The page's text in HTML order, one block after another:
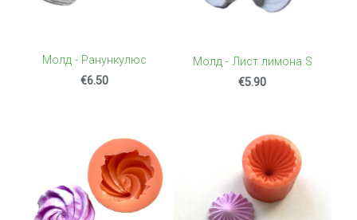
Mолд - Ранункулюс
€6.50
Молд - Лист лимона S
€5.90